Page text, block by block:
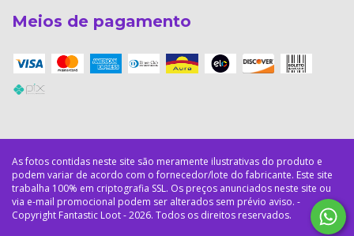
Meios de pagamento
Copyright Fantastic Loot - 2026. Todos os direitos reservados.